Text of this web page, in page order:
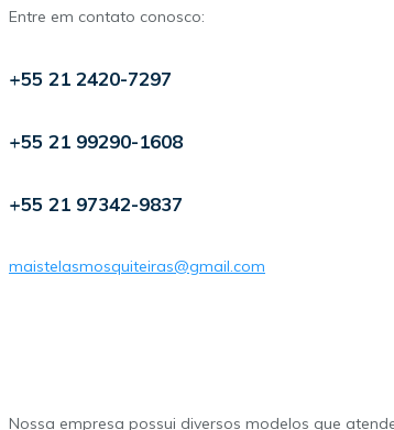
Entre em contato conosco:
+55 21 2420-7297
+55 21 99290-1608
+55 21 97342-9837
maistelasmosquiteiras@gmail.com
Nossa empresa possui diversos modelos que